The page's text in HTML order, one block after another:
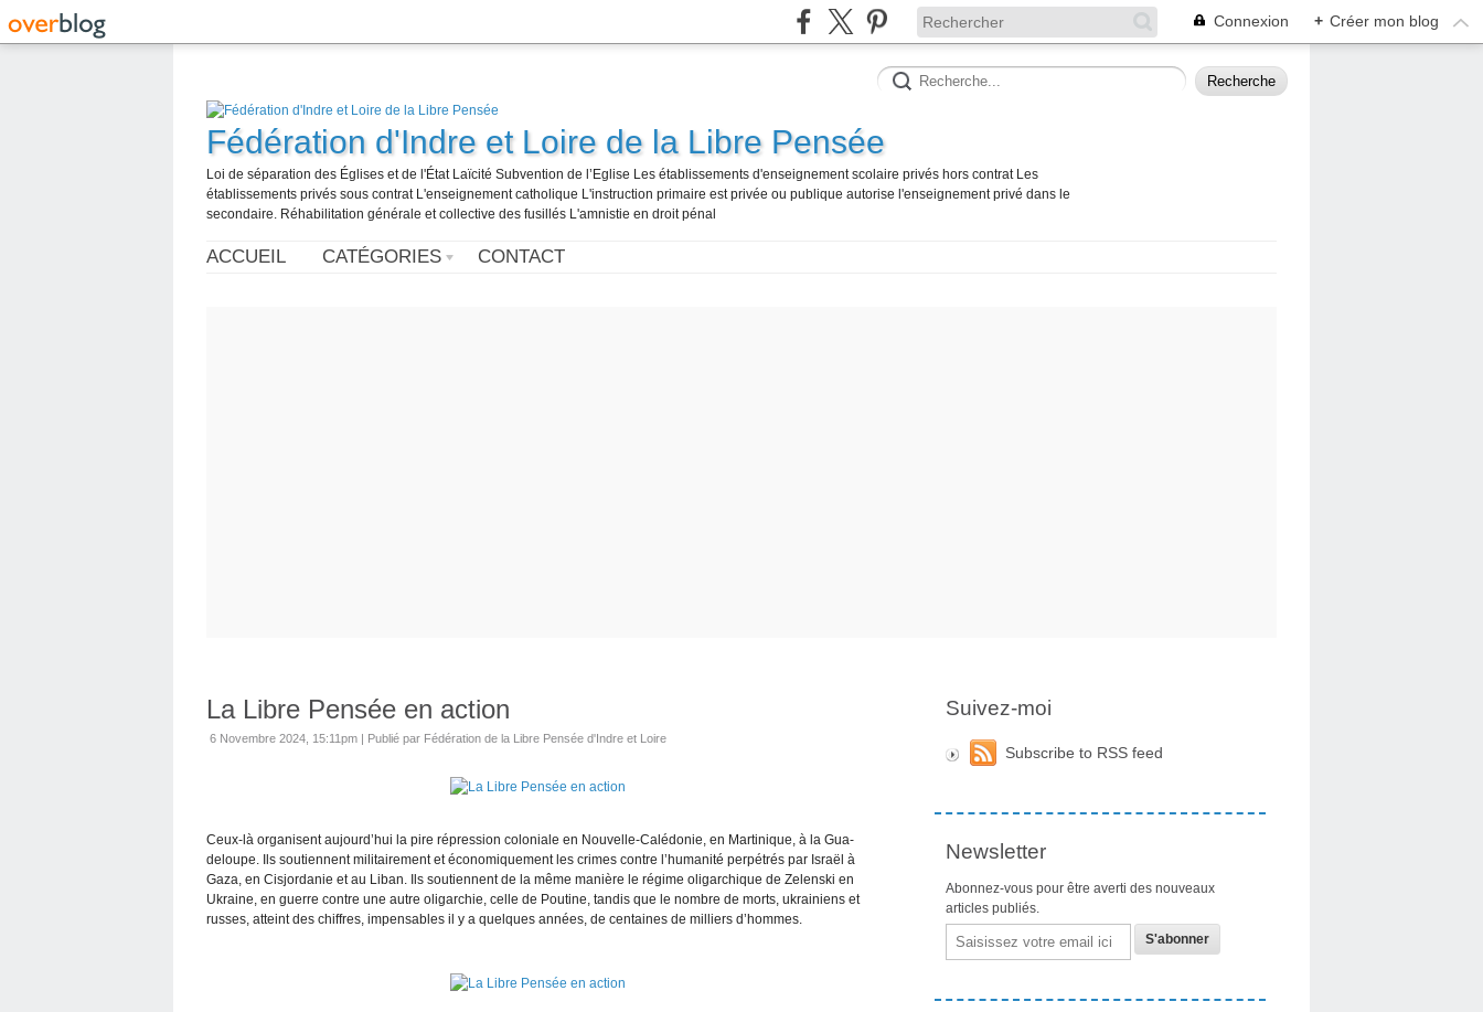
Connexion + Créer mon blog
Fédération d'Indre et Loire de la Libre Pensée
Loi de séparation des Églises et de l'État Laïcité Subvention de l’Eglise Les établissements d'enseignement scolaire privés hors contrat Les
établissements privés sous contrat L'enseignement catholique L'instruction primaire est privée ou publique autorise l'enseignement privé dans le
secondaire. Réhabilitation générale et collective des fusillés L'amnistie en droit pénal
ACCUEIL CATÉGORIES CONTACT
La Libre Pensée en action
6 Novembre 2024, 15:11pm | Publié par Fédération de la Libre Pensée d'Indre et Loire
Ceux-là organisent aujourd’hui la pire répression coloniale en Nouvelle-Calédonie, en Martinique, à la Gua-
deloupe. Ils soutiennent militairement et économiquement les crimes contre l’humanité perpétrés par Israël à
Gaza, en Cisjordanie et au Liban. Ils soutiennent de la même manière le régime oligarchique de Zelenski en
Ukraine, en guerre contre une autre oligarchie, celle de Poutine, tandis que le nombre de morts, ukrainiens et
russes, atteint des chiffres, impensables il y a quelques années, de centaines de milliers d’hommes.
Suivez-moi
Subscribe to RSS feed
Newsletter
Abonnez-vous pour être averti des nouveaux
articles publiés.
Email